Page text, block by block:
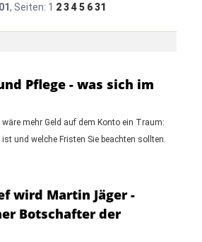
, Seiten: 1 2 3 4 5 6 31
Pflege - was sich im
mehr Geld auf dem Konto ein Traum:
und welche Fristen Sie beachten sollten.
wird Martin Jäger -
Botschafter der